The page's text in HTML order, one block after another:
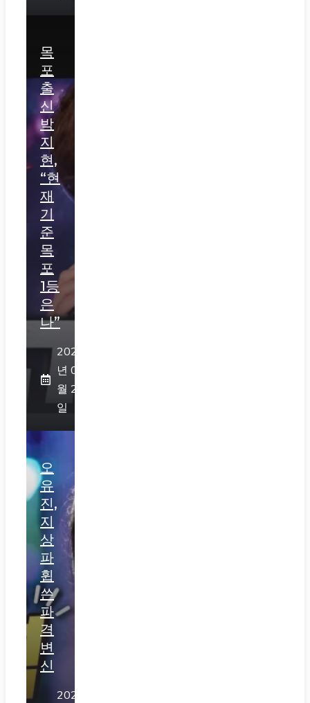
목
포
출
신
박
지
현,
“현
재
기
준
목
포
1등
은
나”
2026
년 07
월 29
일
오
유
진,
지
상
파
휩
쓴
파
격
변
신
2026